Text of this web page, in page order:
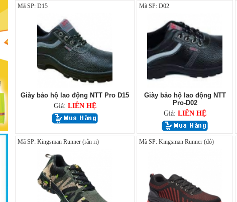
Mã SP: D15
Giày bảo hộ lao động NTT Pro D15
Giá: LIÊN HỆ
Mã SP: D02
Giày bảo hộ lao động NTT
Pro-D02
Giá: LIÊN HỆ
Mã SP: Kingsman Runner (rằn ri) Mã SP: Kingsman Runner (đỏ)